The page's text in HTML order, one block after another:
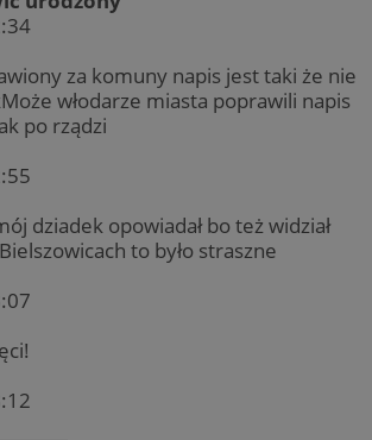
za komuny napis jest taki że nie
włodarze miasta poprawili napis
po rządzi
dziadek opowiadał bo też widział
to było straszne